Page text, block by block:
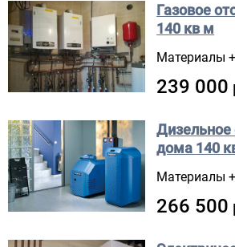
Газовое
140 кв м
Материалы
239 000
Дизельное
дома 140
Материалы
266 500